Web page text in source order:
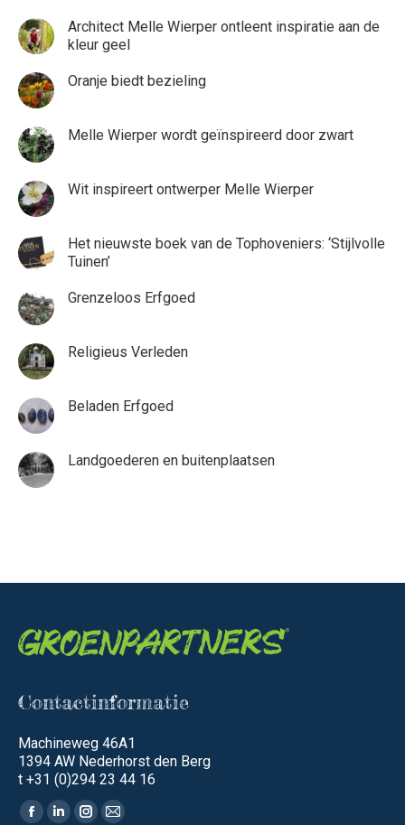
Architect Melle Wierper ontleent inspiratie aan de
kleur geel
Oranje biedt bezieling
Melle Wierper wordt geïnspireerd door zwart
Wit inspireert ontwerper Melle Wierper
Het nieuwste boek van de Tophoveniers: ‘Stijlvolle
Tuinen’
Grenzeloos Erfgoed
Religieus Verleden
Beladen Erfgoed
Landgoederen en buitenplaatsen
Contactinformatie
Machineweg 46A1
1394 AW Nederhorst den Berg
t +31 (0)294 23 44 16
Vind ons op: